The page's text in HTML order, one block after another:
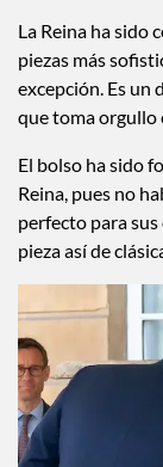
La Reina ha sido
piezas más
excepción. Es un
que toma orgullo
El bolso ha sido
Reina, pues no
perfecto para
pieza así de